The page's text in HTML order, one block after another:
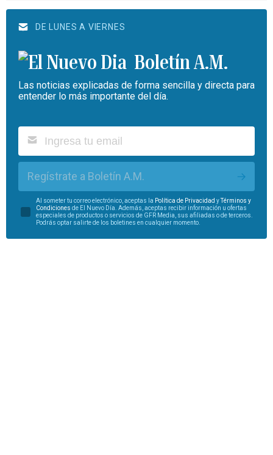
DE LUNES A VIERNES
Boletín A.M.
Las noticias explicadas de forma sencilla y directa para
entender lo más importante del día.
Regístrate a Boletín A.M.
Al someter tu correo electrónico, aceptas la Política de Privacidad yTérminos y
Condiciones de El Nuevo Día. Además, aceptas recibir información u ofertas
especiales de productos o servicios de GFR Media, sus afiliadas o de terceros.
Podrás optar salirte de los boletines en cualquier momento.